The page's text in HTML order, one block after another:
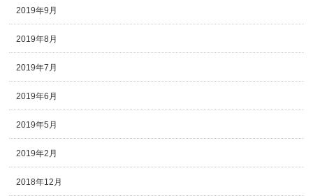
2019年9月
2019年8月
2019年7月
2019年6月
2019年5月
2019年2月
2018年12月